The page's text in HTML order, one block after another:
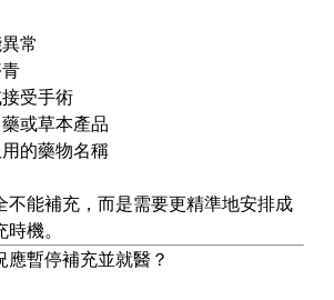
常
受手術
或草本產品
的藥物名稱
不能補充，而是需要更精準地安排成
機。
應暫停補充並就醫？